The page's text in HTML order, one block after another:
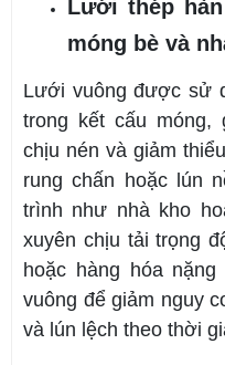
Lưới thép
móng bè và
Lưới vuông được sử
trong kết cấu móng,
chịu nén và giảm
rung chấn hoặc lún
trình như nhà kho
xuyên chịu tải trọng
hoặc hàng hóa
vuông để giảm nguy
và lún lệch theo thời